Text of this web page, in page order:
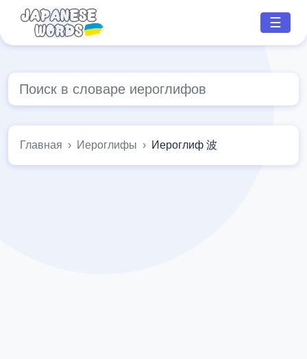
☰
Главная Иероглифы Иероглиф 波